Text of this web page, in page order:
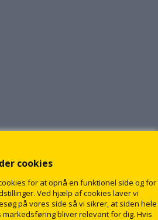
cookies
for at opnå en funktionel side og for
Ved hjælp af cookies laver vi
på vores side så vi sikrer, at siden hele
bliver relevant for dig. Hvis